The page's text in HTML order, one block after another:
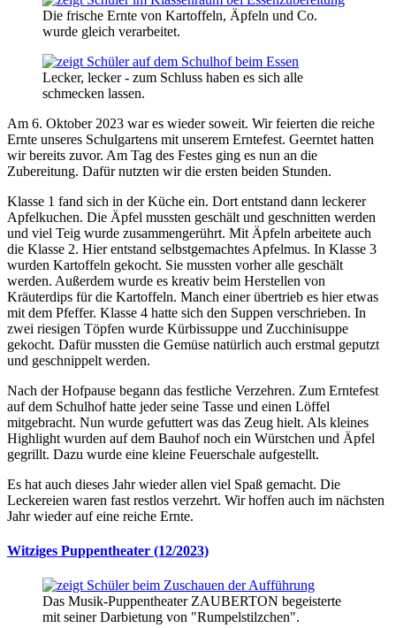
Die frische Ernte von Kartoffeln, Äpfeln und Co.
wurde gleich verarbeitet.
Lecker, lecker - zum Schluss haben es sich alle
schmecken lassen.
Am 6. Oktober 2023 war es wieder soweit. Wir feierten die reiche
Ernte unseres Schulgartens mit unserem Erntefest. Geerntet hatten
wir bereits zuvor. Am Tag des Festes ging es nun an die
Zubereitung. Dafür nutzten wir die ersten beiden Stunden.
Klasse 1 fand sich in der Küche ein. Dort entstand dann leckerer
Apfelkuchen. Die Äpfel mussten geschält und geschnitten werden
und viel Teig wurde zusammengerührt. Mit Äpfeln arbeitete auch
die Klasse 2. Hier entstand selbstgemachtes Apfelmus. In Klasse 3
wurden Kartoffeln gekocht. Sie mussten vorher alle geschält
werden. Außerdem wurde es kreativ beim Herstellen von
Kräuterdips für die Kartoffeln. Manch einer übertrieb es hier etwas
mit dem Pfeffer. Klasse 4 hatte sich den Suppen verschrieben. In
zwei riesigen Töpfen wurde Kürbissuppe und Zucchinisuppe
gekocht. Dafür mussten die Gemüse natürlich auch erstmal geputzt
und geschnippelt werden.
Nach der Hofpause begann das festliche Verzehren. Zum Erntefest
auf dem Schulhof hatte jeder seine Tasse und einen Löffel
mitgebracht. Nun wurde gefuttert was das Zeug hielt. Als kleines
Highlight wurden auf dem Bauhof noch ein Würstchen und Äpfel
gegrillt. Dazu wurde eine kleine Feuerschale aufgestellt.
Es hat auch dieses Jahr wieder allen viel Spaß gemacht. Die
Leckereien waren fast restlos verzehrt. Wir hoffen auch im nächsten
Jahr wieder auf eine reiche Ernte.
Witziges Puppentheater (12/2023)
Das Musik-Puppentheater ZAUBERTON begeisterte
mit seiner Darbietung von "Rumpelstilzchen".